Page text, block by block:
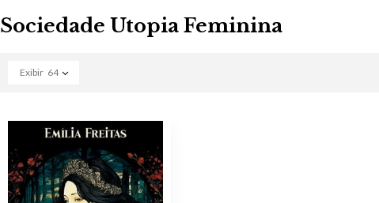
Sociedade Utopia Feminina
Exibir 64